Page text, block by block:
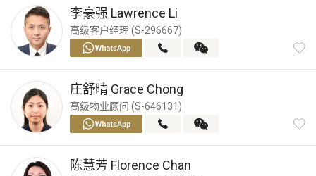
李豪强 Lawrence Li
高级客户经理 (S-296667)
庄舒晴 Grace Chong
高级物业顾问 (S-646131)
陈慧芳 Florence Chan